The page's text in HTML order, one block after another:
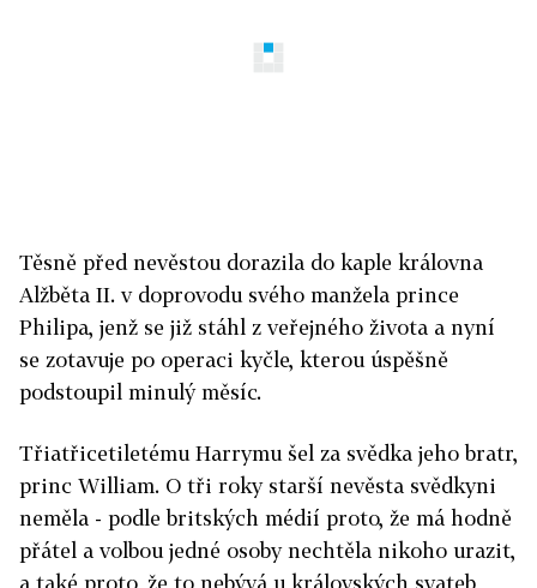
Těsně před nevěstou dorazila do kaple královna
Alžběta II. v doprovodu svého manžela prince
Philipa, jenž se již stáhl z veřejného života a nyní
se zotavuje po operaci kyčle, kterou úspěšně
podstoupil minulý měsíc.
Třiatřicetiletému Harrymu šel za svědka jeho bratr,
princ William. O tři roky starší nevěsta svědkyni
neměla - podle britských médií proto, že má hodně
přátel a volbou jedné osoby nechtěla nikoho urazit,
a také proto, že to nebývá u královských svateb